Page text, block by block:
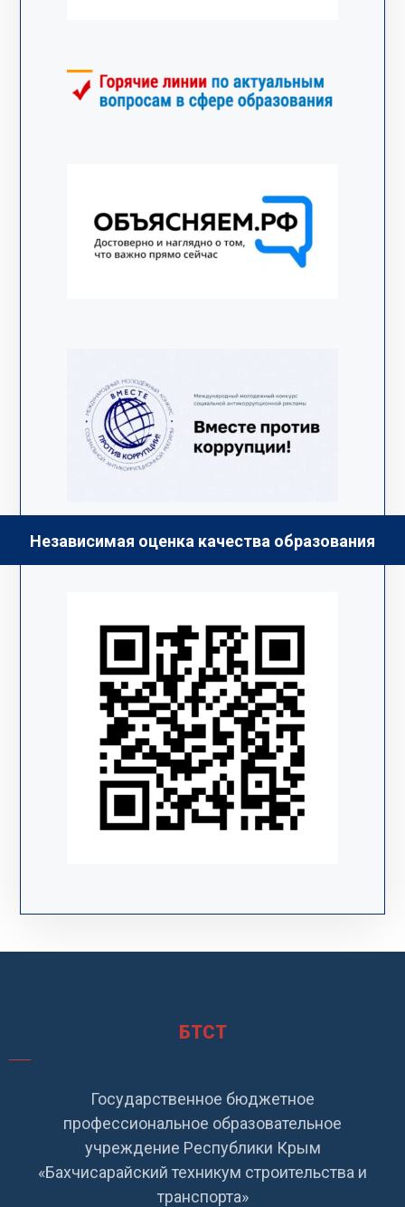
Независимая оценка качества образования
БТСТ
Государственное бюджетное
профессиональное образовательное
учреждение Республики Крым
«Бахчисарайский техникум строительства и
транспорта»